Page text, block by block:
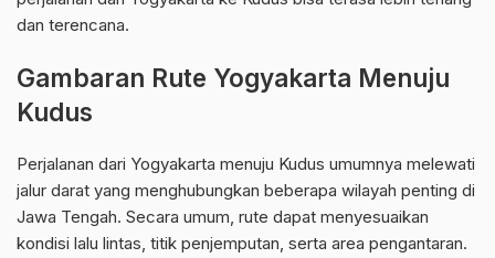
dan terencana.
Gambaran Rute Yogyakarta Menuju
Kudus
Perjalanan dari Yogyakarta menuju Kudus umumnya melewati
jalur darat yang menghubungkan beberapa wilayah penting di
Jawa Tengah. Secara umum, rute dapat menyesuaikan
kondisi lalu lintas, titik penjemputan, serta area pengantaran.